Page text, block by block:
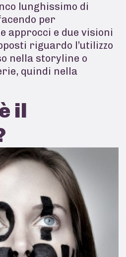
lunghissimo di
per
approcci e due visioni
riguardo l’utilizzo
nella storyline o
quindi nella
il